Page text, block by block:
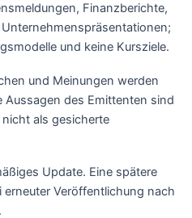
Finanzberichte,
und keine Kursziele.
und Meinungen werden
des Emittenten sind
als gesicherte
Update. Eine spätere
Veröffentlichung nach